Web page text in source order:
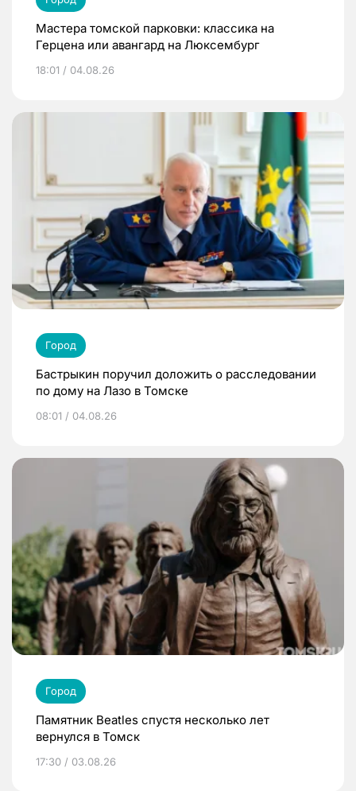
Мастера томской парковки: классика на
Герцена или авангард на Люксембург
18:01 / 04.08.26
Город
Бастрыкин поручил доложить о расследовании
по дому на Лазо в Томске
08:01 / 04.08.26
Город
Памятник Beatles спустя несколько лет
вернулся в Томск
17:30 / 03.08.26